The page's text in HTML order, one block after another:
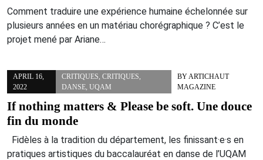
Comment traduire une expérience humaine échelonnée sur
plusieurs années en un matériau chorégraphique ? C’est le
projet mené par Ariane…
APRIL 16,
2022
CRITIQUES,CRITIQUES,
DANSE,UQAM
BYARTICHAUT
MAGAZINE
If nothing matters & Please be soft. Une douce
fin du monde
Fidèles à la tradition du département, les finissant·e·s en
pratiques artistiques du baccalauréat en danse de l’UQAM